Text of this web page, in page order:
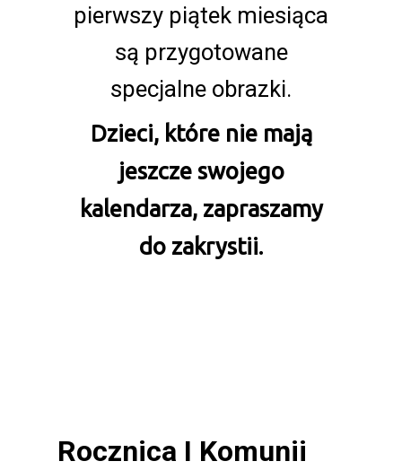
pierwszy piątek miesiąca
są przygotowane
specjalne obrazki.
Dzieci, które nie mają
jeszcze swojego
kalendarza, zapraszamy
do zakrystii.
Rocznica I Komunii